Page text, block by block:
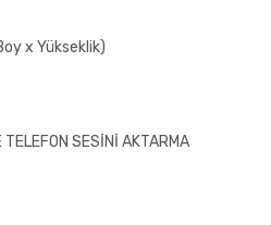
x Yükseklik)
SESİNİ AKTARMA